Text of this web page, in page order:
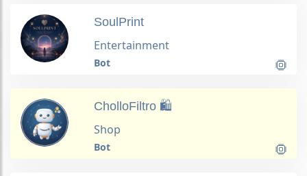
SoulPrint
Entertainment
Bot
CholloFiltro 🛍️
Shop
Bot